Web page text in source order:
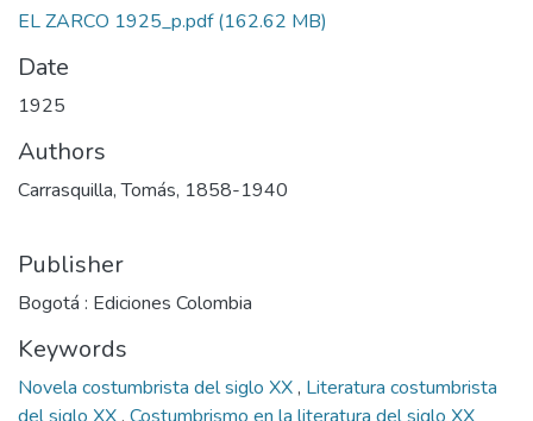
EL ZARCO 1925_p.pdf(162.62 MB)
Date
1925
Authors
Carrasquilla, Tomás, 1858-1940
Publisher
Bogotá : Ediciones Colombia
Keywords
Novela costumbrista del siglo XX, Literatura costumbrista